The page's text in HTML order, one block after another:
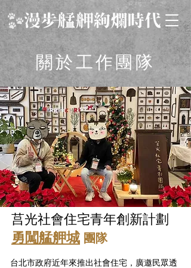
關於工作團隊
莒光社會住宅青年創新計劃
​勇闖艋舺城 團隊
台北市政府近年來推出社會住宅，廣邀民眾透